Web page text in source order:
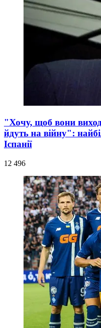
"Хочу, щоб вони
йдуть на війну":
Іспанії
12 496